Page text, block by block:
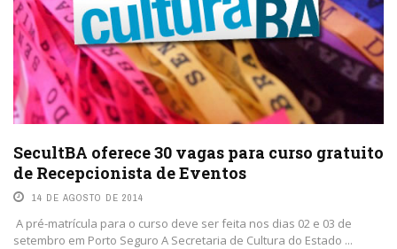
SecultBA oferece 30 vagas para curso gratuito
de Recepcionista de Eventos
14 DE AGOSTO DE 2014
A pré-matrícula para o curso deve ser feita nos dias 02 e 03 de
setembro em Porto Seguro A Secretaria de Cultura do Estado ...